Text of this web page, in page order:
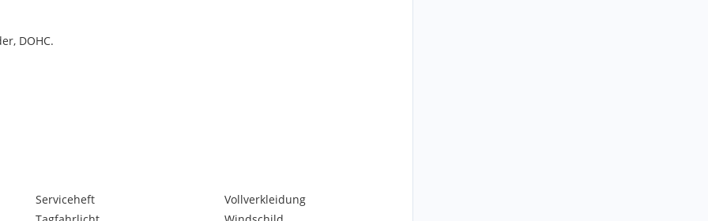
DOHC.
Serviceheft
Vollverkleidung